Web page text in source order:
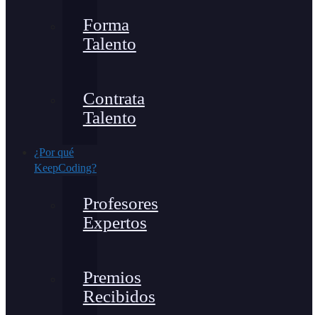
Forma
Talento
Contrata
Talento
¿Por qué
KeepCoding?
Profesores
Expertos
Premios
Recibidos